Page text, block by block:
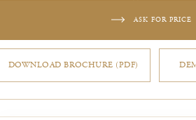
ASK FOR PRICE
DOWNLOAD BROCHURE (PDF)